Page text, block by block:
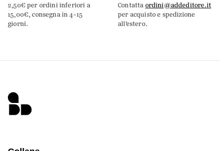
2,50€ per ordini inferiori a
15,00€, consegna in 4-15
giorni.
Contatta ordini@addeditore.it
per acquisto e spedizione
all’estero.